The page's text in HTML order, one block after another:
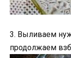
3. Выливаем
продолжаем